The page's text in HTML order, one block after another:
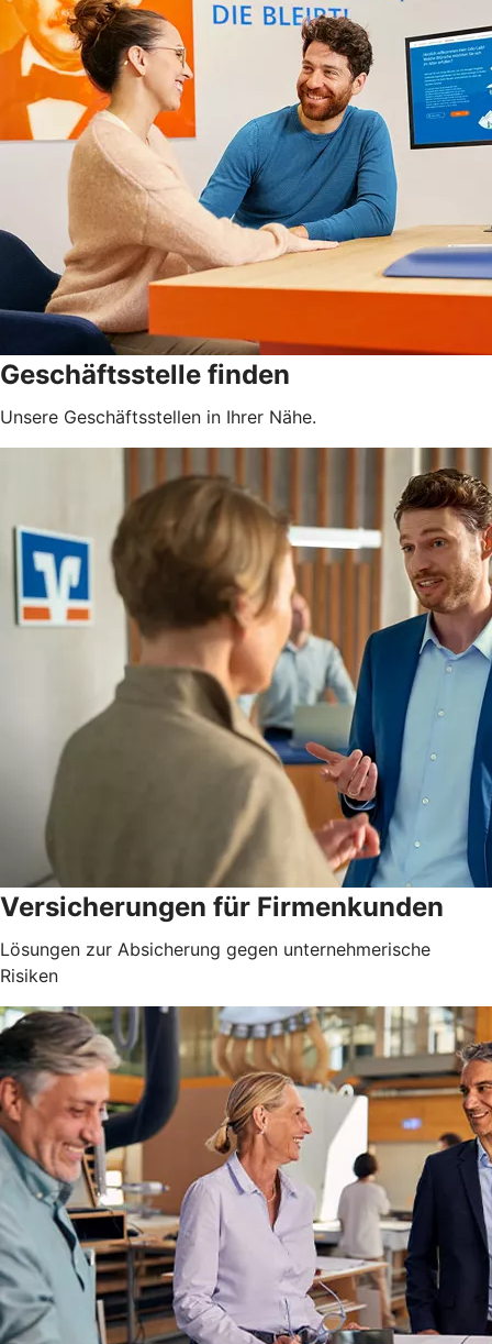
Geschäftsstelle finden
Unsere Geschäftsstellen in Ihrer Nähe.
Versicherungen für Firmenkunden
Lösungen zur Absicherung gegen unternehmerische
Risiken